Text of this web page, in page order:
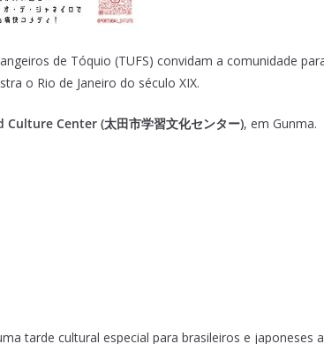
de Tóquio (TUFS) convidam a comunidade
o Rio de Janeiro do século XIX.
Center (太田市学習文化センター), em Gunma.
tarde cultural especial para brasileiros e japoneses